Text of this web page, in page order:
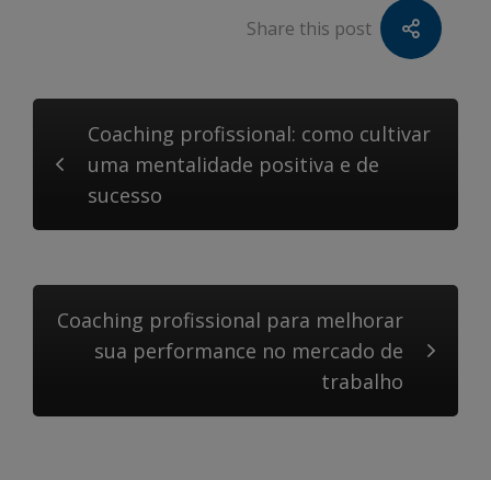
Share this post
Coaching profissional: como cultivar
uma mentalidade positiva e de
sucesso
Coaching profissional para melhorar
sua performance no mercado de
trabalho